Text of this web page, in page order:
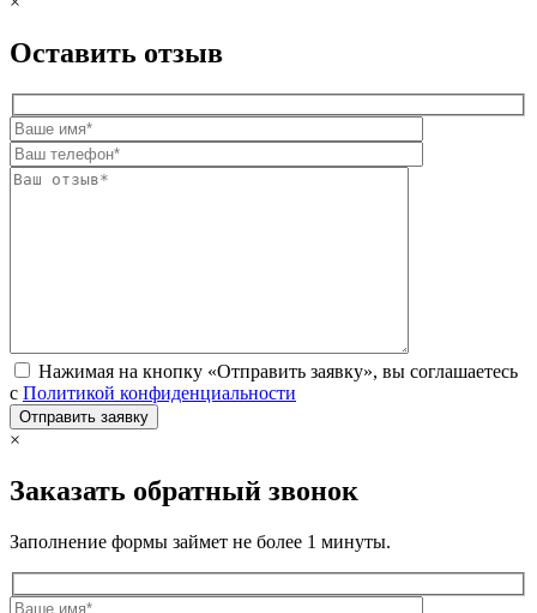
Оставить отзыв
Нажимая на кнопку «Отправить заявку», вы соглашаетесь
с Политикой конфиденциальности
×
Заказать обратный звонок
Заполнение формы займет не более 1 минуты.